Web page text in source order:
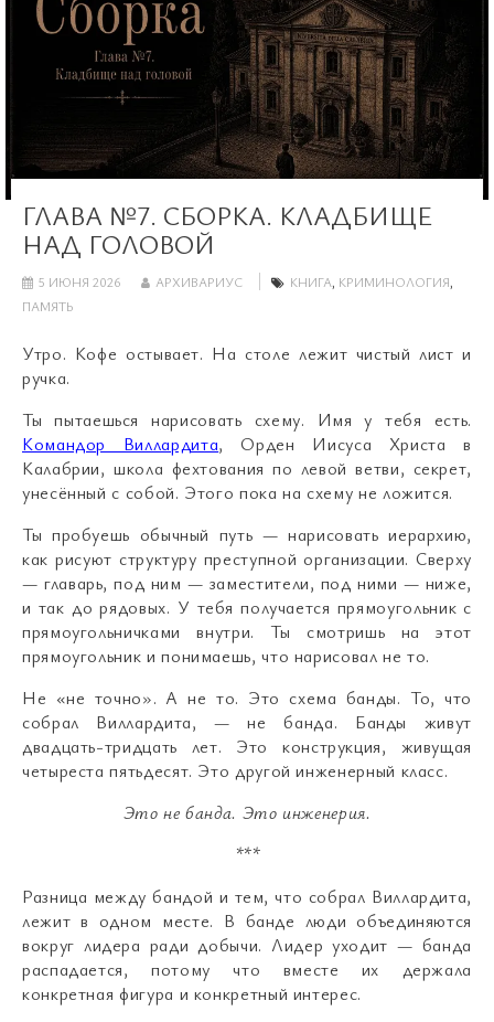
ГЛАВА №7. СБОРКА. КЛАДБИЩЕ
НАД ГОЛОВОЙ
5 ИЮНЯ 2026 АРХИВАРИУС КНИГА, КРИМИНОЛОГИЯ,
ПАМЯТЬ
Утро. Кофе остывает. На столе лежит чистый лист и
ручка.
Ты пытаешься нарисовать схему. Имя у тебя есть.
Командор Виллардита, Орден Иисуса Христа в
Калабрии, школа фехтования по левой ветви, секрет,
унесённый с собой. Этого пока на схему не ложится.
Ты пробуешь обычный путь — нарисовать иерархию,
как рисуют структуру преступной организации. Сверху
— главарь, под ним — заместители, под ними — ниже,
и так до рядовых. У тебя получается прямоугольник с
прямоугольничками внутри. Ты смотришь на этот
прямоугольник и понимаешь, что нарисовал не то.
Не «не точно». А не то. Это схема банды. То, что
собрал Виллардита, — не банда. Банды живут
двадцать-тридцать лет. Это конструкция, живущая
четыреста пятьдесят. Это другой инженерный класс.
Это не банда. Это инженерия.
***
Разница между бандой и тем, что собрал Виллардита,
лежит в одном месте. В банде люди объединяются
вокруг лидера ради добычи. Лидер уходит — банда
распадается, потому что вместе их держала
конкретная фигура и конкретный интерес.